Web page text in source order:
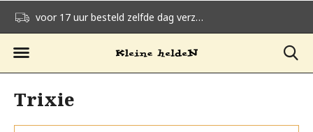
voor 17 uur besteld zelfde dag verzonden
Trixie